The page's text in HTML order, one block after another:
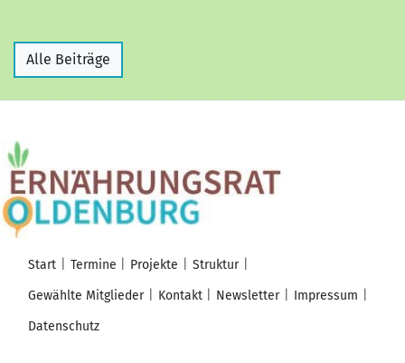
Alle Beiträge
Start Termine Projekte
Struktur
Gewählte Mitglieder
Kontakt Newsletter
Impressum
Datenschutz